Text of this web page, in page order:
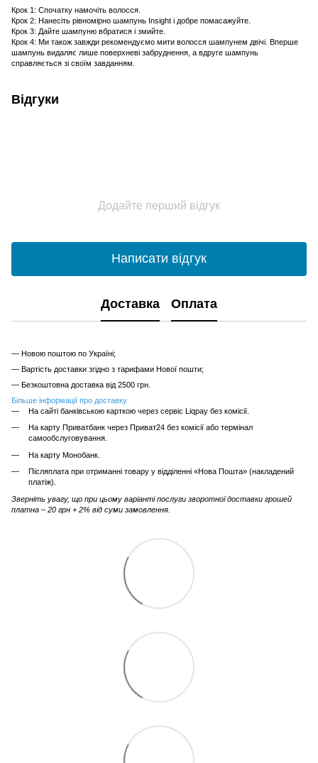
Крок 1: Спочатку намочіть волосся.
Крок 2: Нанесіть рівномірно шампунь Insight і добре помасажуйте.
Крок 3: Дайте шампуню вбратися і змийте.
Крок 4: Ми також завжди рекомендуємо мити волосся шампунем двічі. Вперше
шампунь видаляє лише поверхневі забруднення, а вдруге шампунь
справляється зі своїм завданням.
Відгуки
Додайте перший відгук
Написати відгук
Доставка Оплата
— Новою поштою по Україні;
— Вартість доставки згідно з тарифами Нової пошти;
— Безкоштовна доставка від 2500 грн.
Більше інформації про доставку
На сайті банківською карткою через сервіс Liqpay без комісії.
На карту Приватбанк через Приват24 без комісії або термінал
самообслуговування.
На карту Монобанк.
Післяплата при отриманні товару у відділенні «Нова Пошта» (накладений
платіж).
Зверніть увагу, що при цьому варіанті послуги зворотної доставки грошей
платна – 20 грн + 2% від суми замовлення.